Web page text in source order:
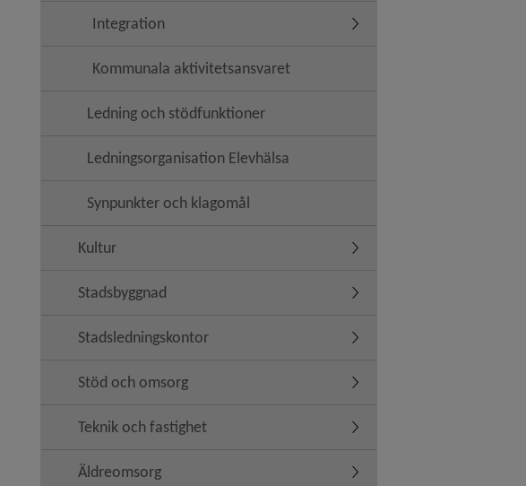
Integration Undermeny för Integration
Kommunala aktivitetsansvaret
Ledning och stödfunktioner
Ledningsorganisation Elevhälsa
Synpunkter och klagomål
Kultur Undermeny för Kultur
Stadsbyggnad Undermeny för Stadsbyggnad
Stadsledningskontor Undermeny för
Stöd och omsorg Undermeny för Stöd och omsorg
Teknik och fastighet Undermeny för Teknik och
Äldreomsorg Undermeny för Äldreomsorg